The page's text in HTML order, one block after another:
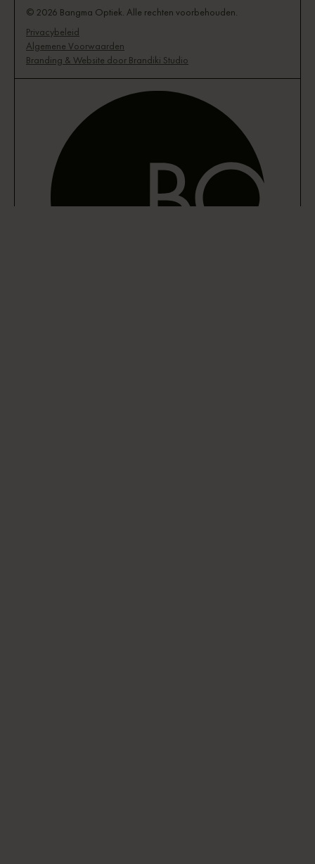
© 2026 Bangma Optiek. Alle rechten voorbehouden.
Privacybeleid
Algemene Voorwaarden
Branding & Website door Brandiki Studio